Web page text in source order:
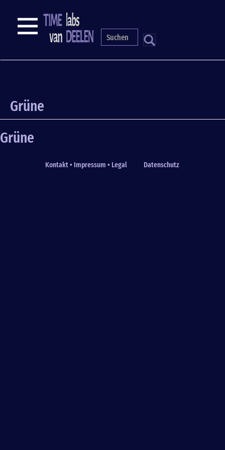
content
S
NAVIGATION
Grüne
Grüne
Fußzeile
Kontakt • Impressum • Legal Datenschutz